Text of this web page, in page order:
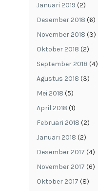
Januari 2019 (2)
Desember 2018 (6)
November 2018 (3)
Oktober 2018 (2)
September 2018 (4)
Agustus 2018 (3)
Mei 2018 (5)
April 2018 (1)
Februari 2018 (2)
Januari 2018 (2)
Desember 2017 (4)
November 2017 (6)
Oktober 2017 (8)